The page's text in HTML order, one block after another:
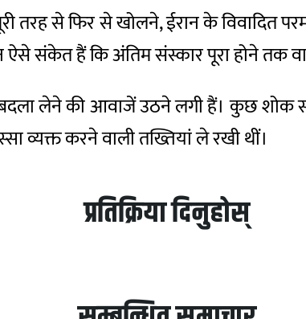
तरह से फिर से खोलने, ईरान के विवादित
ऐसे संकेत हैं कि अंतिम संस्कार पूरा होने तक
लेने की आवाजें उठने लगी हैं। कुछ शोक
व्यक्त करने वाली तख्तियां ले रखी थीं।
प्रतिक्रिया दिनुहोस्